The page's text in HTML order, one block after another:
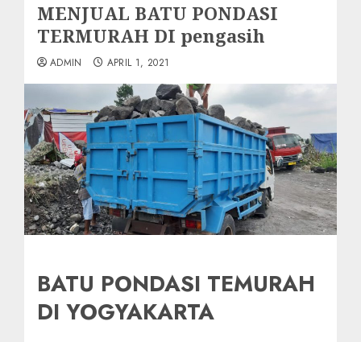
MENJUAL BATU PONDASI
TERMURAH DI pengasih
ADMIN APRIL 1, 2021
BATU PONDASI TEMURAH
DI YOGYAKARTA